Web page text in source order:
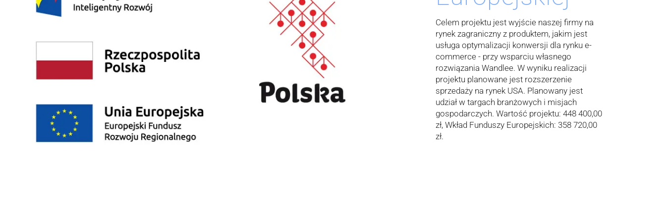
Celem projektu jest wyjście naszej firmy na
rynek zagraniczny z produktem, jakim jest
usługa optymalizacji konwersji dla rynku e-
commerce - przy wsparciu własnego
rozwiązania Wandlee. W wyniku realizacji
projektu planowane jest rozszerzenie
sprzedaży na rynek USA. Planowany jest
udział w targach branżowych i misjach
gospodarczych. Wartość projektu: 448 400,00
zł, Wkład Funduszy Europejskich: 358 720,00
zł.